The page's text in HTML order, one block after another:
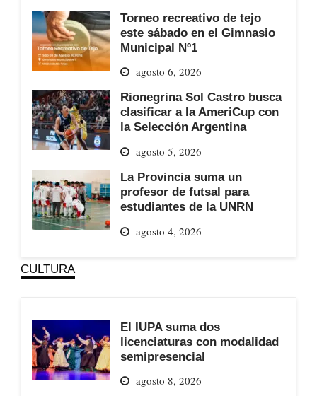
Torneo recreativo de tejo
este sábado en el Gimnasio
Municipal Nº1
agosto 6, 2026
Rionegrina Sol Castro busca
clasificar a la AmeriCup con
la Selección Argentina
agosto 5, 2026
La Provincia suma un
profesor de futsal para
estudiantes de la UNRN
agosto 4, 2026
CULTURA
El IUPA suma dos
licenciaturas con modalidad
semipresencial
agosto 8, 2026